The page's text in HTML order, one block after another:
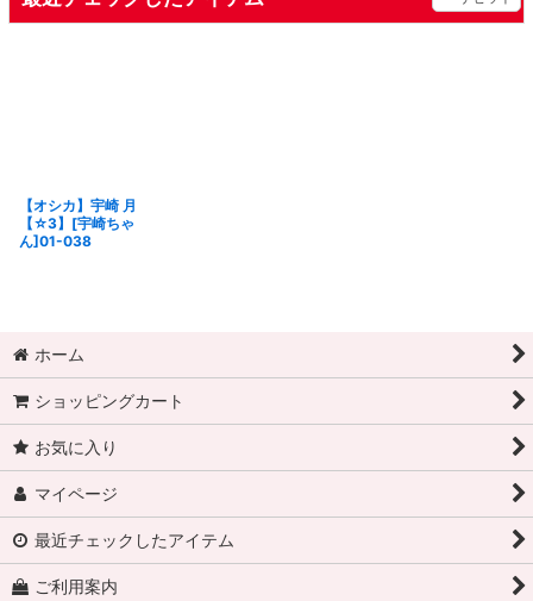
【オシカ】宇崎 月
【☆3】[宇崎ちゃ
ん]01-038
ホーム
ショッピングカート
お気に入り
マイページ
最近チェックしたアイテム
ご利用案内